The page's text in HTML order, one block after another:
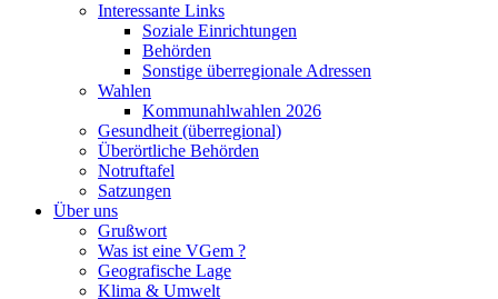
Interessante Links
Soziale Einrichtungen
Behörden
Sonstige überregionale Adressen
Wahlen
Kommunahlwahlen 2026
Gesundheit (überregional)
Überörtliche Behörden
Notruftafel
Satzungen
Über uns
Grußwort
Was ist eine VGem ?
Geografische Lage
Klima & Umwelt